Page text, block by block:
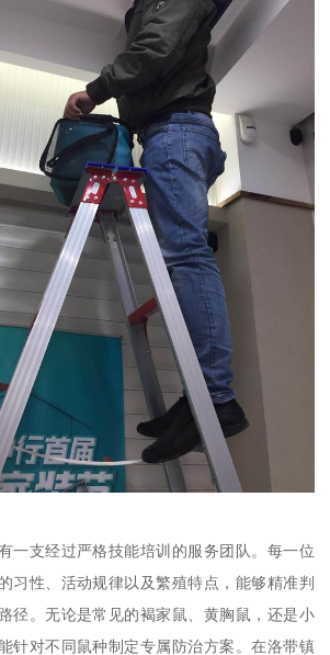
一支经过严格技能培训的服务团队。每一位
习性、活动规律以及繁殖特点，能够精准判
径。无论是常见的褐家鼠、黄胸鼠，还是小
针对不同鼠种制定专属防治方案。在洛带镇